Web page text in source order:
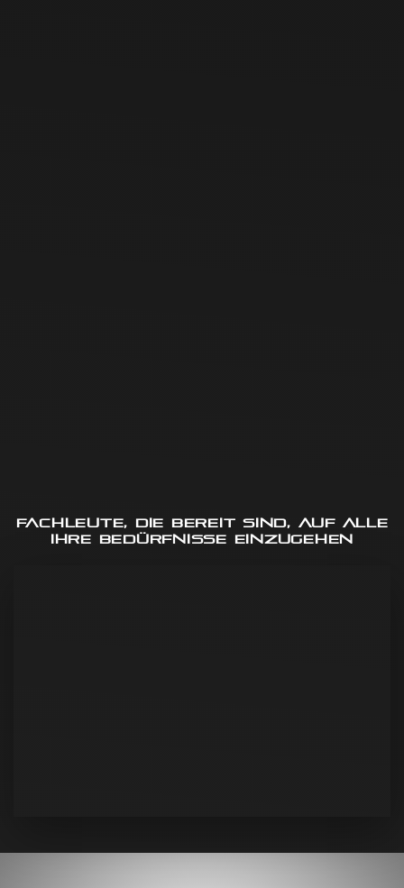
Fachleute, die bereit sind, auf alle
Ihre Bedürfnisse einzugehen